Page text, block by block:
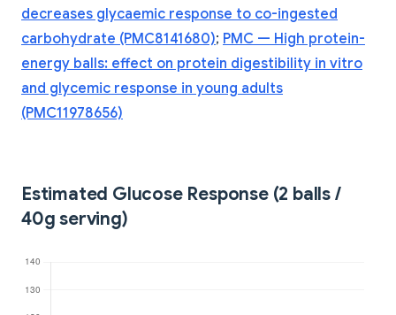
decreases glycaemic response to co-ingested
carbohydrate (PMC8141680); PMC — High protein-
energy balls: effect on protein digestibility in vitro
and glycemic response in young adults
(PMC11978656)
Estimated Glucose Response (2 balls /
40g serving)